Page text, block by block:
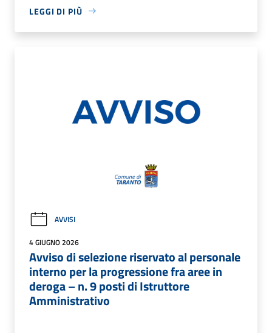
LEGGI DI PIÙ
AVVISI
4 GIUGNO 2026
Avviso di selezione riservato al personale
interno per la progressione fra aree in
deroga – n. 9 posti di Istruttore
Amministrativo